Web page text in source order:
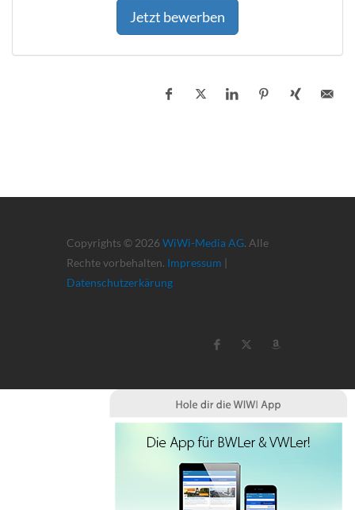
Jetzt bewerben
Copyrights © 2026 WiWi-Media AG. Alle
Rechte vorbehalten. Impressum |
Datenschutzerkärung